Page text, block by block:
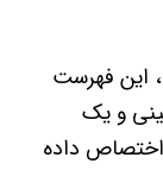
این فهرست
و یک
داده